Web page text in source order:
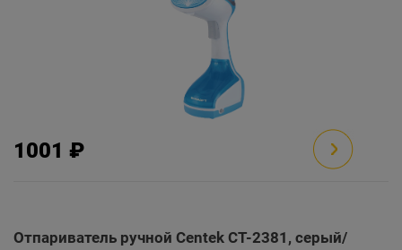
1001 ₽
Отпариватель ручной Centek CT-2381, серый/